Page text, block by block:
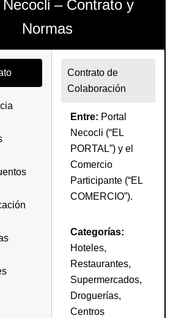
Necocli – Contrato y
Normas
Contrato de
Colaboración
Entre: Portal
Necocli (“EL
PORTAL”) y el
Comercio
Participante (“EL
COMERCIO”).
Categorías:
Hoteles,
Restaurantes,
Supermercados,
Droguerías,
Centros